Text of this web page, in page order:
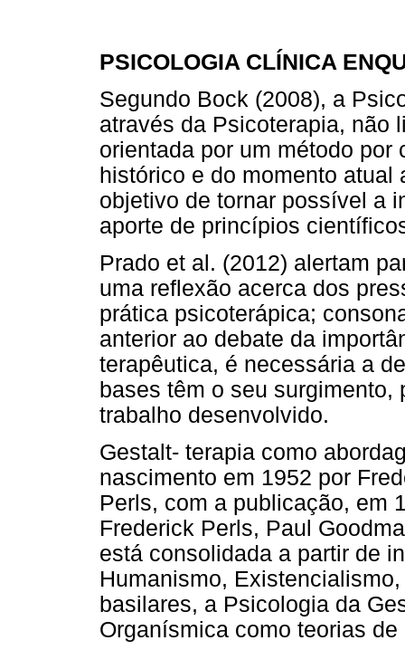
PSICOLOGIA CLÍNICA
Segundo Bock (2008), a
através da Psicoterapia, não
orientada por um método
histórico e do momento
objetivo de tornar possível a
aporte de princípios
Prado et al. (2012) alertam
uma reflexão acerca dos
prática psicoterápica;
anterior ao debate da
terapêutica, é necessária a
bases têm o seu
trabalho desenvolvido.
Gestalt- terapia como
nascimento em 1952 por
Perls, com a publicação, em
Frederick Perls, Paul
está consolidada a partir de
Humanismo,
basilares, a Psicologia da
Organísmica como teorias